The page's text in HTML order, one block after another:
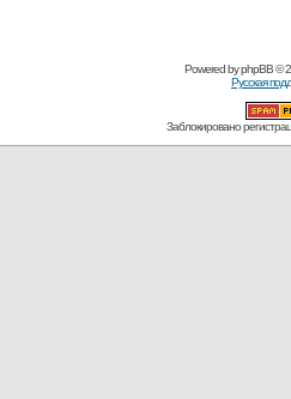
Powered byphpBB©
Русская
Заблокировано